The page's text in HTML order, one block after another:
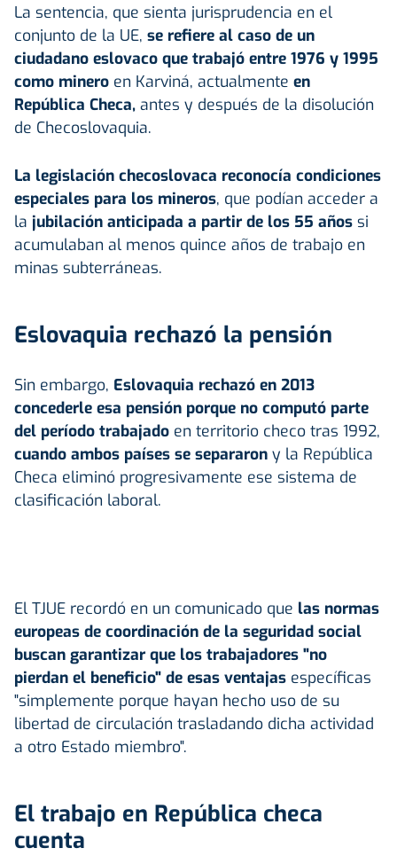
La sentencia, que sienta jurisprudencia en el
conjunto de la UE, se refiere al caso de un
ciudadano eslovaco que trabajó entre 1976 y 1995
como minero en Karviná, actualmente en
República Checa, antes y después de la disolución
de Checoslovaquia.
La legislación checoslovaca reconocía condiciones
especiales para los mineros, que podían acceder a
la jubilación anticipada a partir de los 55 años si
acumulaban al menos quince años de trabajo en
minas subterráneas.
Eslovaquia rechazó la pensión
Sin embargo, Eslovaquia rechazó en 2013
concederle esa pensión porque no computó parte
del período trabajado en territorio checo tras 1992,
cuando ambos países se separaron y la República
Checa eliminó progresivamente ese sistema de
clasificación laboral.
El TJUE recordó en un comunicado que las normas
europeas de coordinación de la seguridad social
buscan garantizar que los trabajadores "no
pierdan el beneficio" de esas ventajas específicas
"simplemente porque hayan hecho uso de su
libertad de circulación trasladando dicha actividad
a otro Estado miembro".
El trabajo en República checa
cuenta